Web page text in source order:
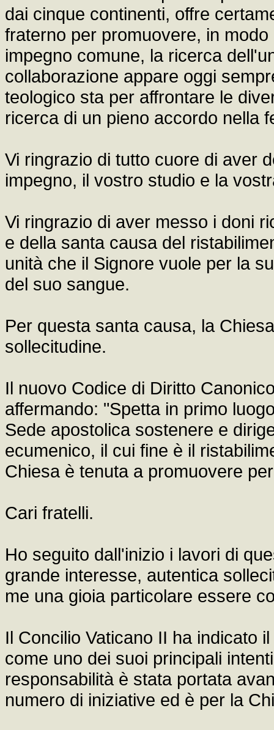
dai cinque continenti, offre
fraterno per promuovere, in
impegno comune, la ricerca
collaborazione appare oggi
teologico sta per affrontare le
ricerca di un pieno accordo nella
Vi ringrazio di tutto cuore di aver
impegno, il vostro studio e la
Vi ringrazio di aver messo i doni
e della santa causa del
unità che il Signore vuole per la
del suo sangue.
Per questa santa causa, la
sollecitudine.
Il nuovo Codice di Diritto
affermando: "Spetta in primo
Sede apostolica sostenere e
ecumenico, il cui fine è il
Chiesa è tenuta a promuovere
Cari fratelli.
Ho seguito dall'inizio i lavori di
grande interesse, autentica
me una gioia particolare essere
Il Concilio Vaticano II ha indicato
come uno dei suoi principali
responsabilità è stata portata
numero di iniziative ed è per la